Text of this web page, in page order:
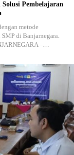
Pembelajaran
metode
di Banjarnegara.
–…